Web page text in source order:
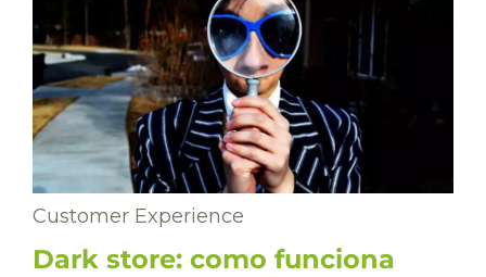
Customer Experience
Dark store: como funciona